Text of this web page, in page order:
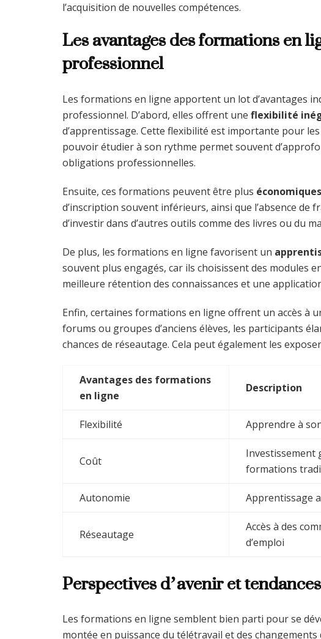
l’acquisition de nouvelles compétences.
Les avantages des formations en
professionnel
Les formations en ligne apportent un lot d’avantages
professionnel. D’abord, elles offrent une flexibilité
d’apprentissage. Cette flexibilité est importante pour
pouvoir étudier à son rythme permet souvent
obligations professionnelles.
Ensuite, ces formations peuvent être plus économiques
d’inscription souvent inférieurs, ainsi que l’absence
d’investir dans d’autres outils comme des livres ou du
De plus, les formations en ligne favorisent un
souvent plus engagés, car ils choisissent des modules
meilleure rétention des connaissances et une
Enfin, certaines formations en ligne offrent un accès à
forums ou groupes d’anciens élèves, les participants
chances de réseautage. Cela peut également les
Avantages des formations
en ligne
Description
Flexibilité Apprendre à
Coût
Investissement
formations
Autonomie Apprentissage
Réseautage
Accès à des
d’emploi
Perspectives d’avenir et tendances
Les formations en ligne semblent bien parti pour se
montée en puissance du télétravail et des